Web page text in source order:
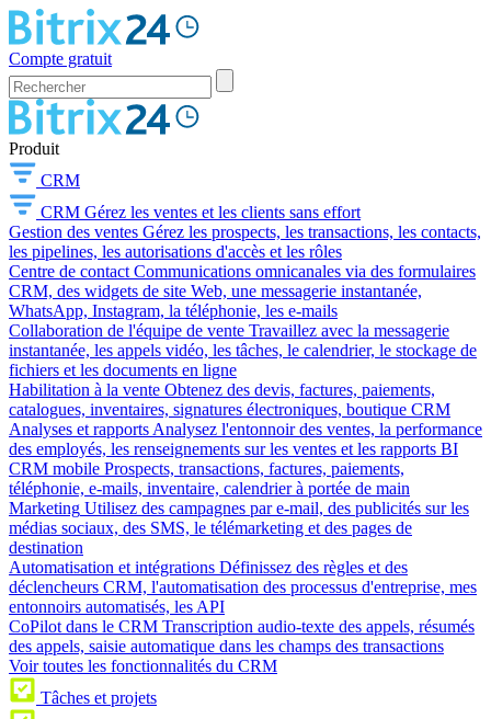
Compte gratuit
Produit
CRM
CRM Gérez les ventes et les clients sans effort
Gestion des ventes Gérez les prospects, les transactions, les contacts,
les pipelines, les autorisations d'accès et les rôles
Centre de contact Communications omnicanales via des formulaires
CRM, des widgets de site Web, une messagerie instantanée,
WhatsApp, Instagram, la téléphonie, les e-mails
Collaboration de l'équipe de vente Travaillez avec la messagerie
instantanée, les appels vidéo, les tâches, le calendrier, le stockage de
fichiers et les documents en ligne
Habilitation à la vente Obtenez des devis, factures, paiements,
catalogues, inventaires, signatures électroniques, boutique CRM
Analyses et rapports Analysez l'entonnoir des ventes, la performance
des employés, les renseignements sur les ventes et les rapports BI
CRM mobile Prospects, transactions, factures, paiements,
téléphonie, e-mails, inventaire, calendrier à portée de main
Marketing Utilisez des campagnes par e-mail, des publicités sur les
médias sociaux, des SMS, le télémarketing et des pages de
destination
Automatisation et intégrations Définissez des règles et des
déclencheurs CRM, l'automatisation des processus d'entreprise, mes
entonnoirs automatisés, les API
CoPilot dans le CRM Transcription audio-texte des appels, résumés
des appels, saisie automatique dans les champs des transactions
Voir toutes les fonctionnalités du CRM
Tâches et projets